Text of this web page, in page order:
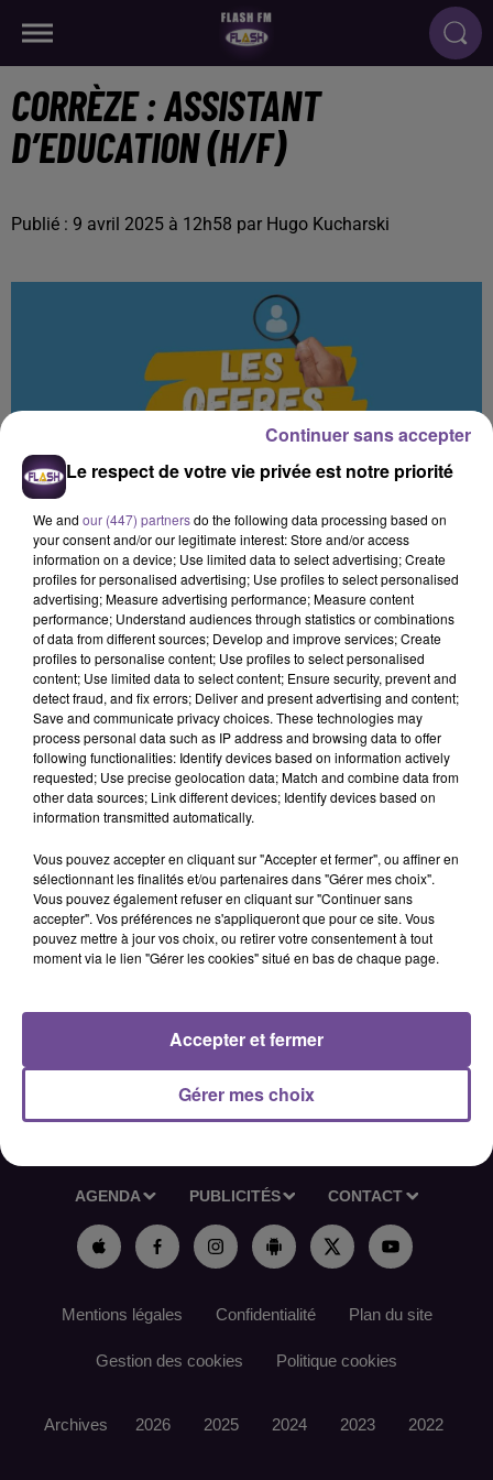
CORRÈZE : ASSISTANT
D’EDUCATION (H/F)
Publié : 9 avril 2025 à 12h58 par Hugo Kucharski
Un établissement scolaire à Ussel
recherche un Assistant d’Education
(H/F).
Un établissement scolaire à Ussel recherche un Assistant
d’Education (H/F). Vos missions : contrôler les présences et
absences, gérer les retenues, effectuer des tâches
administratives, ainsi que la surveillance des élèves et
l’animation d’activités et ateliers. Le poste est à pourvoir à
temps plein pour un CDD de 4 mois renouvelable. Une
première expérience de 3 mois est demandée.
AGENDA PUBLICITÉS CONTACT
Mentions légales Confidentialité Plan du site
Gestion des cookies Politique cookies
Archives 2026 2025 2024 2023 2022
Le respect de votre vie privée est notre priorité
We and our (447) partnersdo the following data processing based on
your consent and/or our legitimate interest: Store and/or access
information on a device; Use limited data to select advertising; Create
profiles for personalised advertising; Use profiles to select personalised
advertising; Measure advertising performance; Measure content
performance; Understand audiences through statistics or combinations
of data from different sources; Develop and improve services; Create
profiles to personalise content; Use profiles to select personalised
content; Use limited data to select content; Ensure security, prevent and
detect fraud, and fix errors; Deliver and present advertising and content;
Save and communicate privacy choices. These technologies may
process personal data such as IP address and browsing data to offer
following functionalities: Identify devices based on information actively
requested; Use precise geolocation data; Match and combine data from
other data sources; Link different devices; Identify devices based on
information transmitted automatically.
Vous pouvez accepter en cliquant sur "Accepter et fermer", ou affiner en
sélectionnant les finalités et/ou partenaires dans "Gérer mes choix".
Vous pouvez également refuser en cliquant sur "Continuer sans
accepter". Vos préférences ne s'appliqueront que pour ce site. Vous
pouvez mettre à jour vos choix, ou retirer votre consentement à tout
moment via le lien "Gérer les cookies" situé en bas de chaque page.
Gérer mes choix
Accepter et fermer
Continuer sans accepter